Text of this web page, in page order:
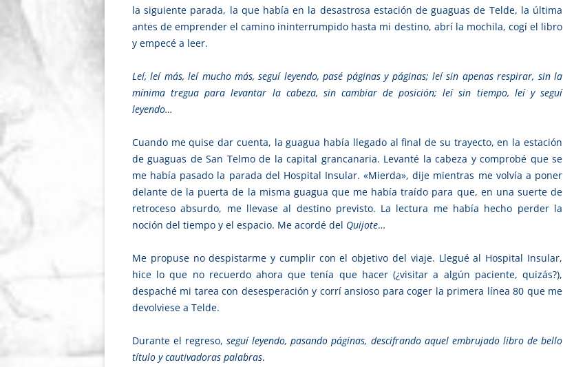
la siguiente parada, la que había en la desastrosa estación de guaguas de Telde, la última
antes de emprender el camino ininterrumpido hasta mi destino, abrí la mochila, cogí el libro
y empecé a leer.
Leí, leí más, leí mucho más, seguí leyendo, pasé páginas y páginas; leí sin apenas respirar, sin la
mínima tregua para levantar la cabeza, sin cambiar de posición; leí sin tiempo, leí y seguí
leyendo…
Cuando me quise dar cuenta, la guagua había llegado al final de su trayecto, en la estación
de guaguas de San Telmo de la capital grancanaria. Levanté la cabeza y comprobé que se
me había pasado la parada del Hospital Insular. «Mierda», dije mientras me volvía a poner
delante de la puerta de la misma guagua que me había traído para que, en una suerte de
retroceso absurdo, me llevase al destino previsto. La lectura me había hecho perder la
noción del tiempo y el espacio. Me acordé del Quijote…
Me propuse no despistarme y cumplir con el objetivo del viaje. Llegué al Hospital Insular,
hice lo que no recuerdo ahora que tenía que hacer (¿visitar a algún paciente, quizás?),
despaché mi tarea con desesperación y corrí ansioso para coger la primera línea 80 que me
devolviese a Telde.
Durante el regreso,seguí leyendo, pasando páginas, descifrando aquel embrujado libro de bello
título y cautivadoras palabras.